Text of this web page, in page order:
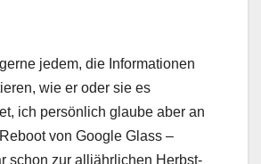
jedem, die Informationen
wie er oder sie es
ich persönlich glaube aber an
von Google Glass –
schon zur alljährlichen Herbst-